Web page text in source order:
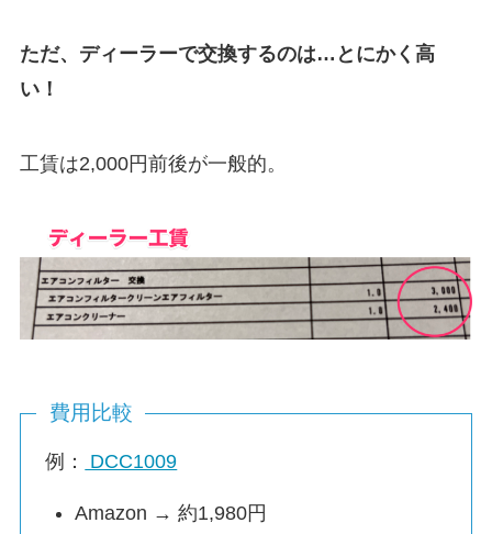
ただ、ディーラーで交換するのは…とにかく高
い！
工賃は2,000円前後が一般的。
費用比較
例： DCC1009
Amazon → 約1,980円